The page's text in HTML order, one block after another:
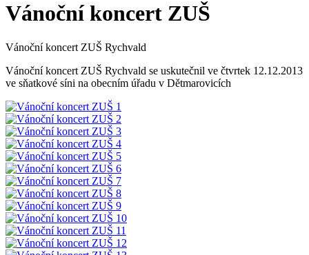
Vánoční koncert ZUŠ
Vánoční koncert ZUŠ Rychvald
Vánoční koncert ZUŠ Rychvald se uskutečnil ve čtvrtek 12.12.2013
ve sňatkové síni na obecním úřadu v Dětmarovicích